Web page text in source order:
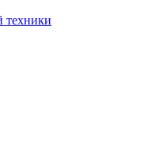
техники